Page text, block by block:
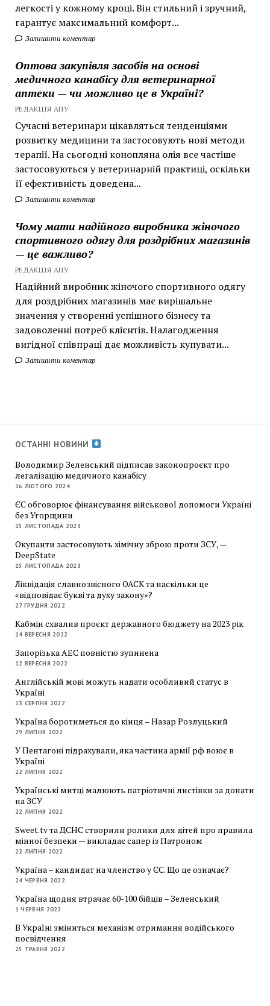
легкості у кожному кроці. Він стильний і зручний,
гарантує максимальний комфорт...
Залишити коментар
Оптова закупівля засобів на основі
медичного канабісу для ветеринарної
аптеки — чи можливо це в Україні?
РЕДАКЦІЯ АПУ
Сучасні ветеринари цікавляться тенденціями
розвитку медицини та застосовують нові методи
терапії. На сьогодні конопляна олія все частіше
застосовуються у ветеринарній практиці, оскільки
її ефективність доведена...
Залишити коментар
Чому мати надійного виробника жіночого
спортивного одягу для роздрібних магазинів
— це важливо?
РЕДАКЦІЯ АПУ
Надійний виробник жіночого спортивного одягу
для роздрібних магазинів має вирішальне
значення у створенні успішного бізнесу та
задоволенні потреб клієнтів. Налагодження
вигідної співпраці дає можливість купувати...
Залишити коментар
ОСТАННІ НОВИНИ
Володимир Зеленський підписав законопроєкт про
легалізацію медичного канабісу
16 ЛЮТОГО 2024
ЄС обговорює фінансування військової допомоги Україні
без Угорщини
15 ЛИСТОПАДА 2023
Окупанти застосовують хімічну зброю проти ЗСУ, —
DeepState
15 ЛИСТОПАДА 2023
Ліквідація славнозвісного ОАСК та наскільки це
«відповідає букві та духу закону»?
27 ГРУДНЯ 2022
Кабмін схвалив проєкт державного бюджету на 2023 рік
14 ВЕРЕСНЯ 2022
Запорізька АЕС повністю зупинена
12 ВЕРЕСНЯ 2022
Англійській мові можуть надати особливий статус в
Україні
13 СЕРПНЯ 2022
Україна боротиметься до кінця – Назар Розлуцький
29 ЛИПНЯ 2022
У Пентагоні підрахували, яка частина армії рф воює в
Україні
22 ЛИПНЯ 2022
Українські митці малюють патріотичні листівки за донати
на ЗСУ
22 ЛИПНЯ 2022
Sweet.tv та ДСНС створили ролики для дітей про правила
мінної безпеки — викладає сапер із Патроном
22 ЛИПНЯ 2022
Україна – кандидат на членство у ЄС. Що це означає?
24 ЧЕРВНЯ 2022
Україна щодня втрачає 60-100 бійців – Зеленський
1 ЧЕРВНЯ 2022
В Україні зміниться механізм отримання водійського
посвідчення
25 ТРАВНЯ 2022